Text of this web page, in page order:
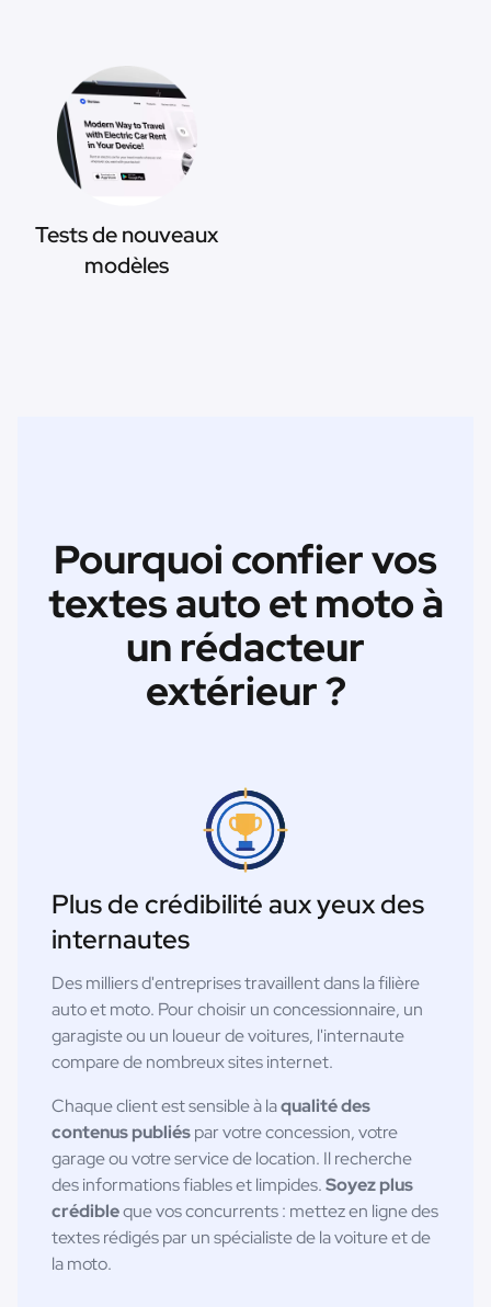
Tests de nouveaux
modèles
Pourquoi confier vos
textes auto et moto à
un rédacteur
extérieur ?
Plus de crédibilité aux yeux des
internautes
Des milliers d'entreprises travaillent dans la filière
auto et moto. Pour choisir un concessionnaire, un
garagiste ou un loueur de voitures, l'internaute
compare de nombreux sites internet.
Chaque client est sensible à laqualité des
contenus publiéspar votre concession, votre
garage ou votre service de location. Il recherche
des informations fiables et limpides.Soyez plus
crédibleque vos concurrents : mettez en ligne des
textes rédigés par un spécialiste de la voiture et de
la moto.